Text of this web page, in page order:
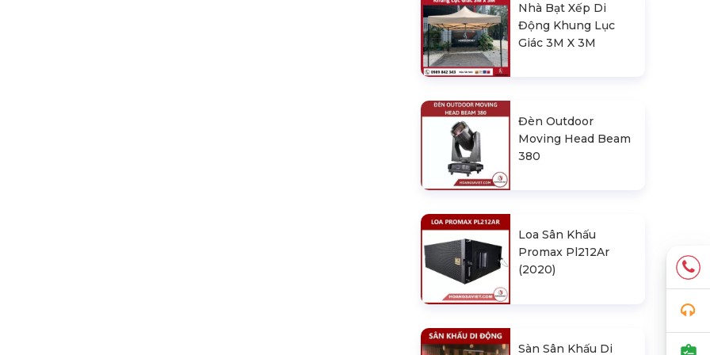
Nhà Bạt Xếp Di
Động Khung Lục
Giác 3M X 3M
Đèn Outdoor
Moving Head Beam
380
Loa Sân Khấu
Promax Pl212Ar
(2020)
Sàn Sân Khấu Di